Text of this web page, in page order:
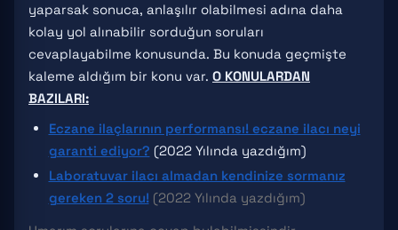
yaparsak sonuca, anlaşılır olabilmesi adına daha
kolay yol alınabilir sorduğun soruları
cevaplayabilme konusunda. Bu konuda geçmişte
kaleme aldığım bir konu var. O KONULARDAN
BAZILARI:
Eczane ilaçlarının performansı! eczane ilacı neyi
garanti ediyor? (2022 Yılında yazdığım)
Laboratuvar ilacı almadan kendinize sormanız
gereken 2 soru! (2022 Yılında yazdığım)